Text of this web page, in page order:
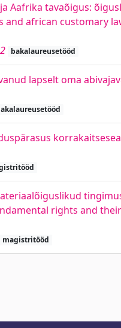
Aafrika tavaõigus:
african customary
bakalaureusetööd
lapselt oma
rights and
magistritööd